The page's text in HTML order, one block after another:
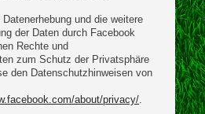
und die weitere
der Daten durch Facebook
Rechte und
zum Schutz der Privatsphäre
den Datenschutzhinweisen von
about/privacy/.